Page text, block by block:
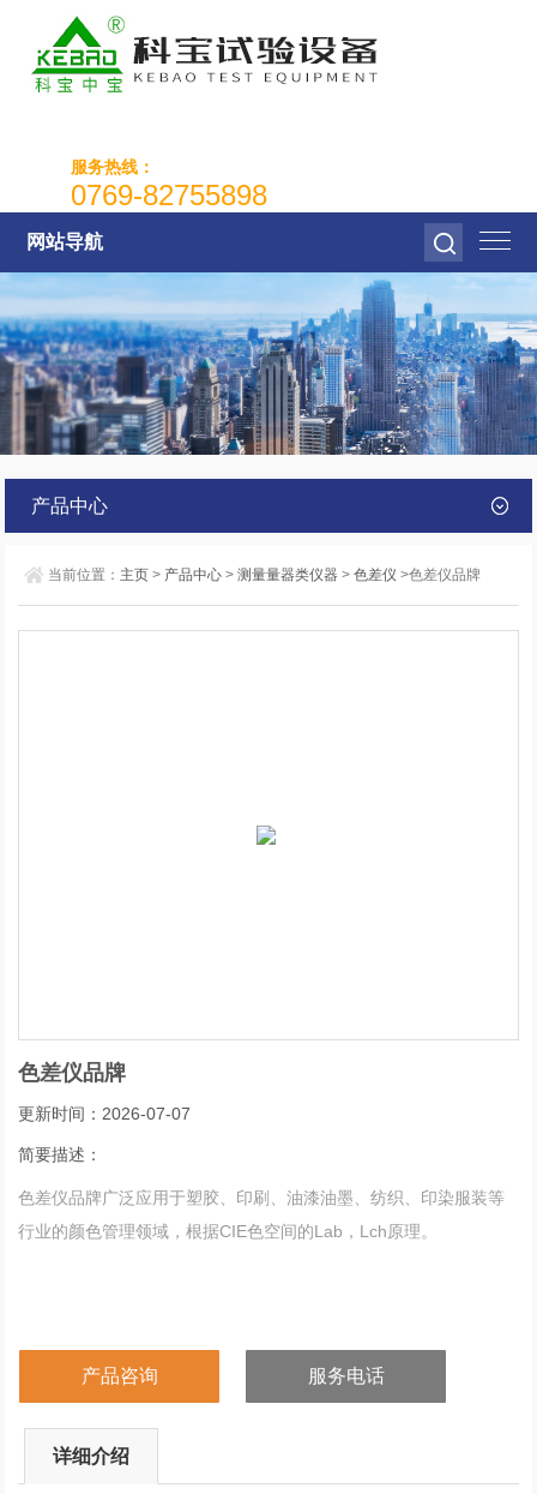
服务热线：
0769-82755898
网站导航
产品中心
当前位置： 主页 > 产品中心 >测量量器类仪器 >色差仪 >色差仪品牌
色差仪品牌
更新时间：2026-07-07
简要描述：
色差仪品牌广泛应用于塑胶、印刷、油漆油墨、纺织、印染服装等
行业的颜色管理领域，根据CIE色空间的Lab，Lch原理。
产品咨询 服务电话
详细介绍